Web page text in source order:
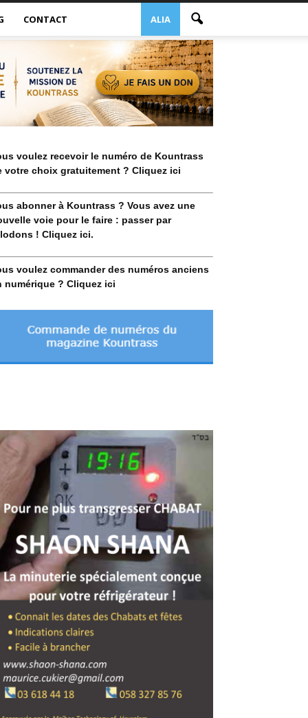
ALIA
CONTACT
voulez recevoir le numéro de Kountrass
votre choix gratuitement ? Cliquez ici
abonner à Kountrass ? Vous avez une
voie pour le faire : passer par
! Cliquez ici.
voulez commander des numéros anciens
numérique ? Cliquez ici